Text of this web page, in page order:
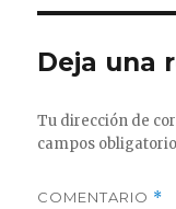
Deja una
Tu dirección de
campos
COMENTARIO *